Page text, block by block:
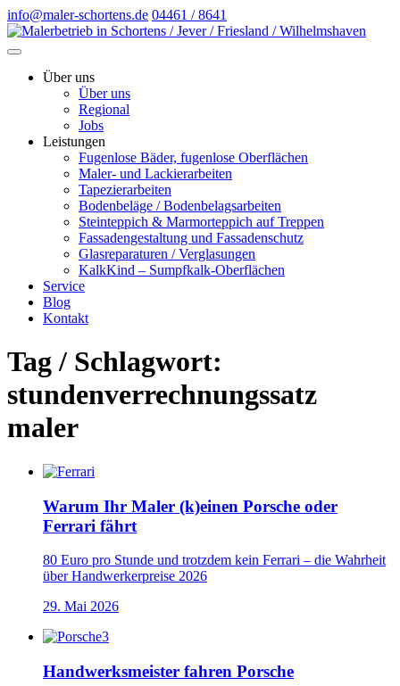
info@maler-schortens.de 04461 / 8641
Über uns
Über uns
Regional
Jobs
Leistungen
Fugenlose Bäder, fugenlose Oberflächen
Maler- und Lackierarbeiten
Tapezierarbeiten
Bodenbeläge / Bodenbelagsarbeiten
Steinteppich & Marmorteppich auf Treppen
Fassadengestaltung und Fassadenschutz
Glasreparaturen / Verglasungen
KalkKind – Sumpfkalk-Oberflächen
Service
Blog
Kontakt
Tag / Schlagwort:
stundenverrechnungssatz
maler
Warum Ihr Maler (k)einen Porsche oder
Ferrari fährt
80 Euro pro Stunde und trotzdem kein Ferrari – die Wahrheit
über Handwerkerpreise 2026
29. Mai 2026
Handwerksmeister fahren Porsche